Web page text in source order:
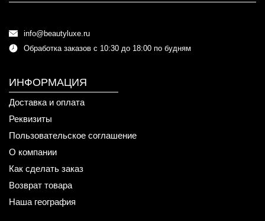
info@beautyluxe.ru
Обработка заказов с 10:30 до 18:00 по будням
ИНФОРМАЦИЯ
Доставка и оплата
Реквизиты
Пользовательское соглашение
О компании
Как сделать заказ
Возврат товара
Наша география